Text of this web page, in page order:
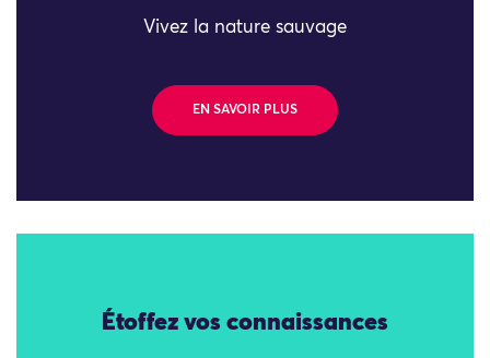
Vivez la nature sauvage
EN SAVOIR PLUS
Étoffez vos connaissances